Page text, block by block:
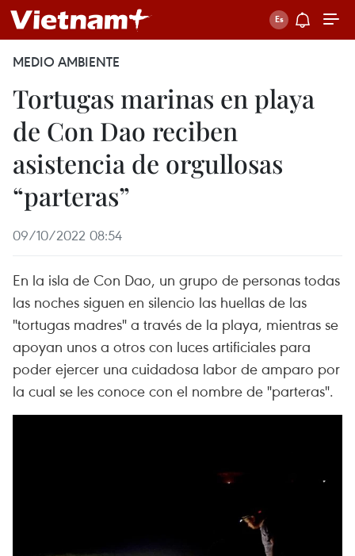
MEDIO AMBIENTE
Tortugas marinas en playa
de Con Dao reciben
asistencia de orgullosas
“parteras”
09/10/2022 08:54
En la isla de Con Dao, un grupo de personas todas
las noches siguen en silencio las huellas de las
"tortugas madres" a través de la playa, mientras se
apoyan unos a otros con luces artificiales para
poder ejercer una cuidadosa labor de amparo por
la cual se les conoce con el nombre de "parteras".